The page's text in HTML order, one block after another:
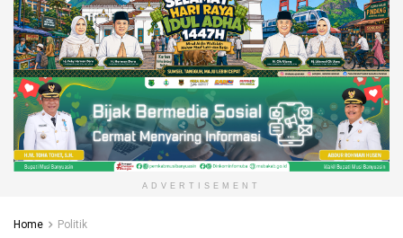
ADVERTISEMENT
Home Politik